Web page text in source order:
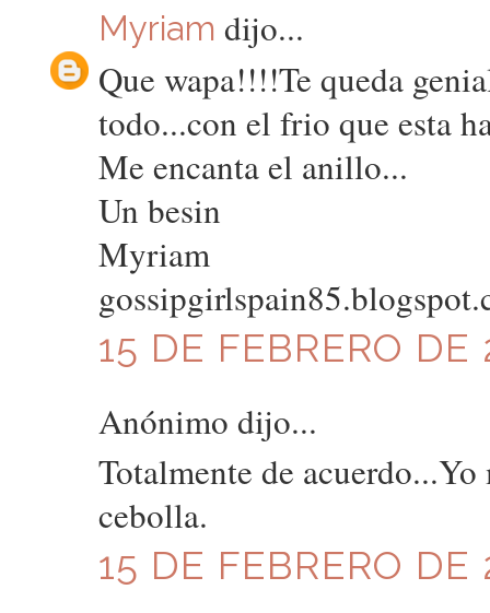
Myriam dijo...
Que wapa!!!!Te queda
todo...con el frio que esta
Me encanta el anillo...
Un besin
Myriam
15 DE FEBRERO DE
Anónimo dijo...
Totalmente de
cebolla.
15 DE FEBRERO DE